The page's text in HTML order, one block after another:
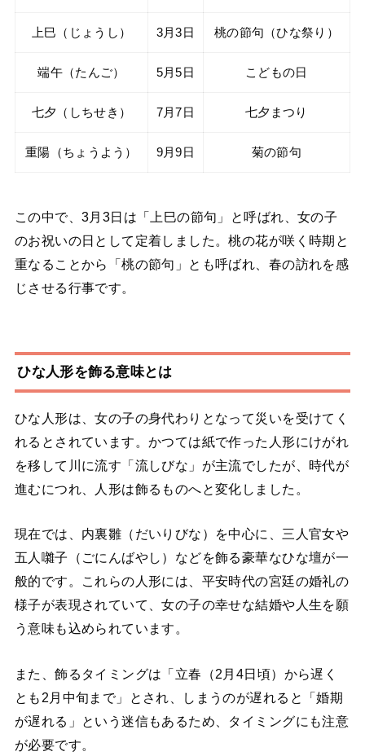
上巳（じょうし） 3月3日 桃の節句（ひな祭り）
端午（たんご） 5月5日 こどもの日
七夕（しちせき） 7月7日 七夕まつり
重陽（ちょうよう） 9月9日 菊の節句
この中で、3月3日は「上巳の節句」と呼ばれ、女の子
のお祝いの日として定着しました。桃の花が咲く時期と
重なることから「桃の節句」とも呼ばれ、春の訪れを感
じさせる行事です。
ひな人形を飾る意味とは
ひな人形は、女の子の身代わりとなって災いを受けてく
れるとされています。かつては紙で作った人形にけがれ
を移して川に流す「流しびな」が主流でしたが、時代が
進むにつれ、人形は飾るものへと変化しました。
現在では、内裏雛（だいりびな）を中心に、三人官女や
五人囃子（ごにんばやし）などを飾る豪華なひな壇が一
般的です。これらの人形には、平安時代の宮廷の婚礼の
様子が表現されていて、女の子の幸せな結婚や人生を願
う意味も込められています。
また、飾るタイミングは「立春（2月4日頃）から遅く
とも2月中旬まで」とされ、しまうのが遅れると「婚期
が遅れる」という迷信もあるため、タイミングにも注意
が必要です。